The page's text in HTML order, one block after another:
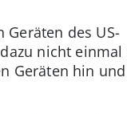
des US-
nicht einmal
Geräten hin